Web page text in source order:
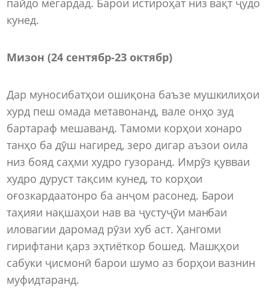
пайдо мегардад. Барои истироҳат низ вақт ҷудо
кунед.
Мизон (24 сентябр-23 октябр)
Дар муносибатҳои ошиқона баъзе мушкилиҳои
хурд пеш омада метавонанд, вале онҳо зуд
бартараф мешаванд. Тамоми корҳои хонаро
танҳо ба дӯш нагиред, зеро дигар аъзои оила
низ бояд саҳми худро гузоранд. Имрӯз қувваи
худро дуруст тақсим кунед, то корҳои
оғозкардаатонро ба анҷом расонед. Барои
таҳияи нақшаҳои нав ва ҷустуҷӯи манбаи
иловагии даромад рӯзи хуб аст. Ҳангоми
гирифтани қарз эҳтиёткор бошед. Машқҳои
сабуки ҷисмонӣ барои шумо аз борҳои вазнин
муфидтаранд.